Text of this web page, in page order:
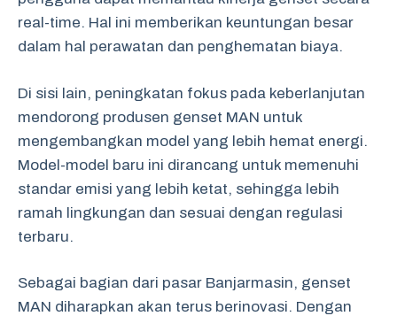
real-time. Hal ini memberikan keuntungan besar
dalam hal perawatan dan penghematan biaya.
Di sisi lain, peningkatan fokus pada keberlanjutan
mendorong produsen genset MAN untuk
mengembangkan model yang lebih hemat energi.
Model-model baru ini dirancang untuk memenuhi
standar emisi yang lebih ketat, sehingga lebih
ramah lingkungan dan sesuai dengan regulasi
terbaru.
Sebagai bagian dari pasar Banjarmasin, genset
MAN diharapkan akan terus berinovasi. Dengan